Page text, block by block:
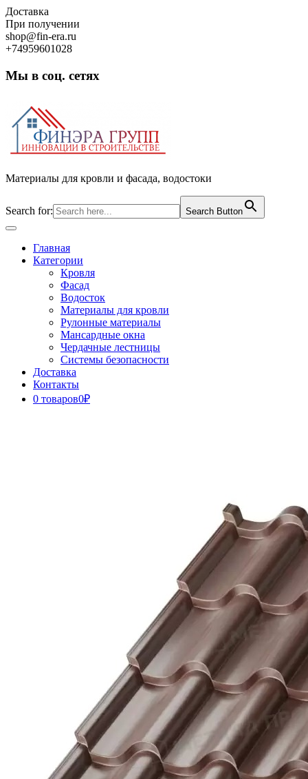
Skip
to
content
Доставка
При получении
shop@fin-era.ru
+74959601028
Мы в соц. сетях
Материалы для кровли и фасада, водостоки
Search for: Search Button
Open
ButtonГлавная
Категории
Кровля
Фасад
Водосток
Материалы для кровли
Рулонные материалы
Мансардные окна
Чердачные лестницы
Системы безопасности
Доставка
Контакты
0 товаров0₽